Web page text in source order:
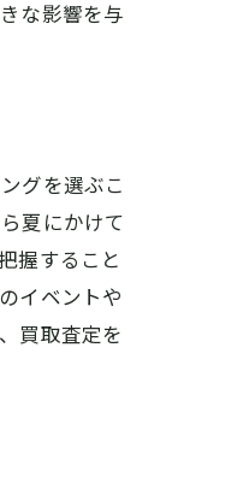
な影響を与
グを選ぶこ
夏にかけて
握すること
イベントや
買取査定を